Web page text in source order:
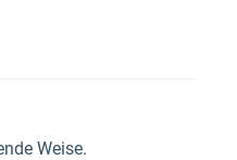
Weise.